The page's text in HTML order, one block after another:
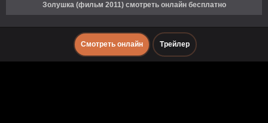
Золушка (фильм 2011) смотреть онлайн бесплатно
Смотреть онлайн Трейлер